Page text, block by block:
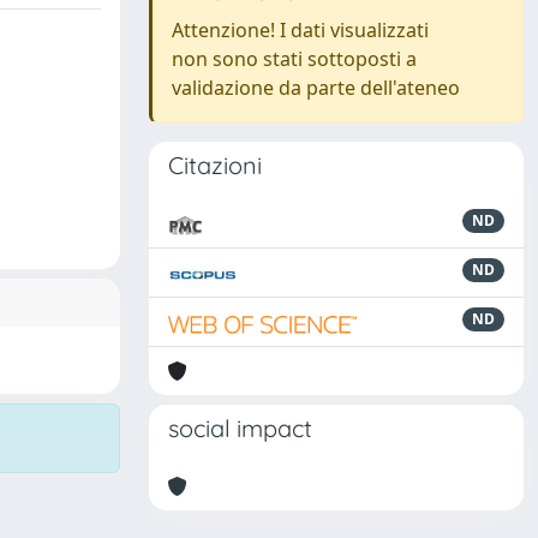
Attenzione! I dati visualizzati
non sono stati sottoposti a
validazione da parte dell'ateneo
Citazioni
ND
ND
ND
social impact